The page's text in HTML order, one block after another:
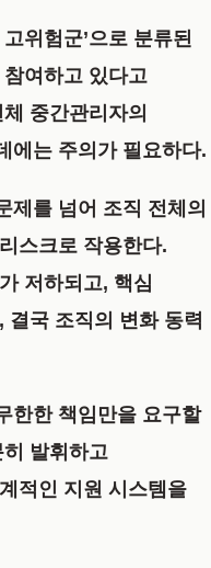
위험군’으로 분류된
여하고 있다고
중간관리자의
에는 주의가 필요하다.
제를 넘어 조직 전체의
스크로 작용한다.
저하되고, 핵심
결국 조직의 변화 동력
한한 책임만을 요구할
발휘하고
적인 지원 시스템을